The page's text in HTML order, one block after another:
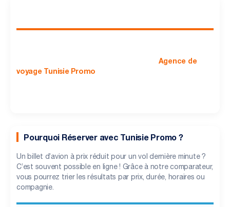
Agence de
voyage Tunisie Promo
Pourquoi Réserver avec Tunisie Promo ?
Un billet d’avion à prix réduit pour un vol dernière minute ?
C’est souvent possible en ligne ! Grâce à notre comparateur,
vous pourrez trier les résultats par prix, durée, horaires ou
compagnie.